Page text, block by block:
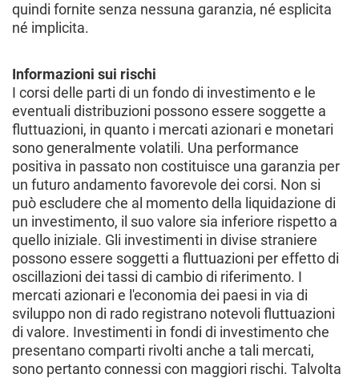
quindi fornite senza nessuna garanzia, né esplicita
né implicita.
Informazioni sui rischi
I corsi delle parti di un fondo di investimento e le
eventuali distribuzioni possono essere soggette a
fluttuazioni, in quanto i mercati azionari e monetari
sono generalmente volatili. Una performance
positiva in passato non costituisce una garanzia per
un futuro andamento favorevole dei corsi. Non si
può escludere che al momento della liquidazione di
un investimento, il suo valore sia inferiore rispetto a
quello iniziale. Gli investimenti in divise straniere
possono essere soggetti a fluttuazioni per effetto di
oscillazioni dei tassi di cambio di riferimento. I
mercati azionari e l'economia dei paesi in via di
sviluppo non di rado registrano notevoli fluttuazioni
di valore. Investimenti in fondi di investimento che
presentano comparti rivolti anche a tali mercati,
sono pertanto connessi con maggiori rischi. Talvolta